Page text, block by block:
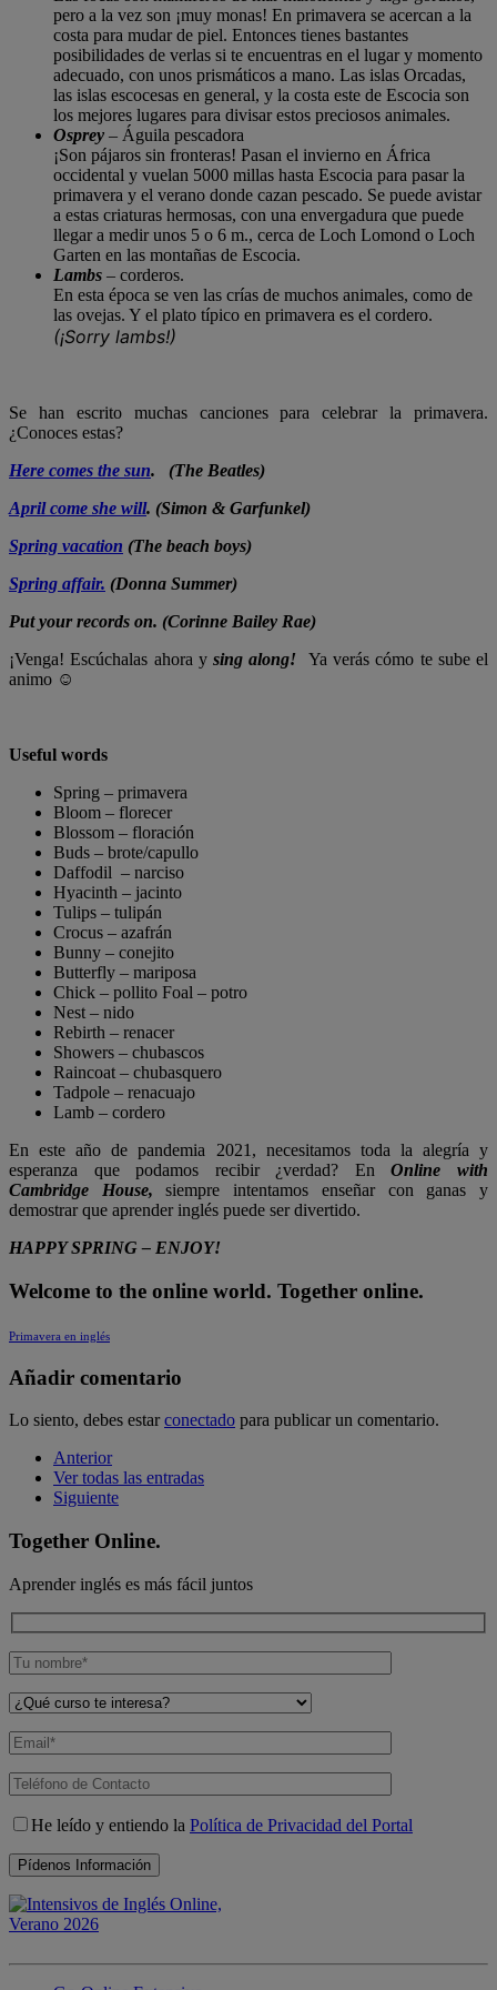
pero a la vez son ¡muy monas! En primavera se acercan a la
costa para mudar de piel. Entonces tienes bastantes
posibilidades de verlas si te encuentras en el lugar y momento
adecuado, con unos prismáticos a mano. Las islas Orcadas,
las islas escocesas en general, y la costa este de Escocia son
los mejores lugares para divisar estos preciosos animales.
Osprey – Águila pescadora
¡Son pájaros sin fronteras! Pasan el invierno en África
occidental y vuelan 5000 millas hasta Escocia para pasar la
primavera y el verano donde cazan pescado. Se puede avistar
a estas criaturas hermosas, con una envergadura que puede
llegar a medir unos 5 o 6 m., cerca de Loch Lomond o Loch
Garten en las montañas de Escocia.
Lambs – corderos.
En esta época se ven las crías de muchos animales, como de
las ovejas. Y el plato típico en primavera es el cordero.
(¡Sorry lambs!)
Se han escrito muchas canciones para celebrar la primavera.
¿Conoces estas?
Here comes the sun. (The Beatles)
April come she will. (Simon & Garfunkel)
Spring vacation (The beach boys)
Spring affair. (Donna Summer)
Put your records on. (Corinne Bailey Rae)
¡Venga! Escúchalas ahora y sing along! Ya verás cómo te sube el
animo ☺
Useful words
Spring – primavera
Bloom – florecer
Blossom – floración
Buds – brote/capullo
Daffodil – narciso
Hyacinth – jacinto
Tulips – tulipán
Crocus – azafrán
Bunny – conejito
Butterfly – mariposa
Chick – pollito Foal – potro
Nest – nido
Rebirth – renacer
Showers – chubascos
Raincoat – chubasquero
Tadpole – renacuajo
Lamb – cordero
En este año de pandemia 2021, necesitamos toda la alegría y
esperanza que podamos recibir ¿verdad? EnOnline with
Cambridge House,siempre intentamos enseñar con ganas y
demostrar que aprender inglés puede ser divertido.
HAPPY SPRING – ENJOY!
Welcome to the online world. Together online.
Primavera en inglés
Añadir comentario
Lo siento, debes estarconectado para publicar un comentario.
Anterior
Ver todas las entradas
Siguiente
Together Online.
Aprender inglés es más fácil juntos
He leído y entiendo la Política de Privacidad del Portal